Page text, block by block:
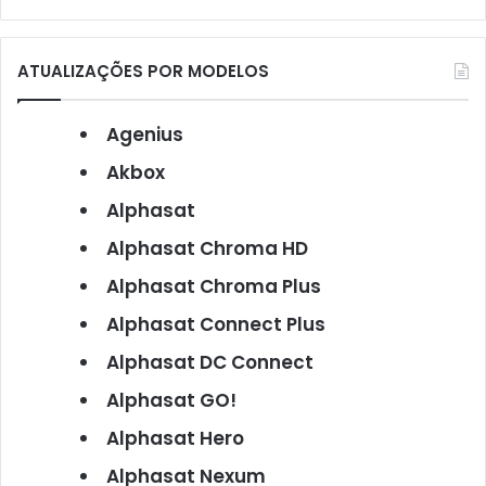
ATUALIZAÇÕES POR MODELOS
Agenius
Akbox
Alphasat
Alphasat Chroma HD
Alphasat Chroma Plus
Alphasat Connect Plus
Alphasat DC Connect
Alphasat GO!
Alphasat Hero
Alphasat Nexum